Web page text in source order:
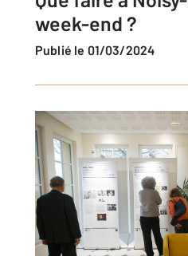
week-end ?
Publié le 01/03/2024